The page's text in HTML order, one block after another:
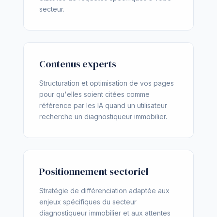
secteur.
Contenus experts
Structuration et optimisation de vos pages
pour qu'elles soient citées comme
référence par les IA quand un utilisateur
recherche un diagnostiqueur immobilier.
Positionnement sectoriel
Stratégie de différenciation adaptée aux
enjeux spécifiques du secteur
diagnostiqueur immobilier et aux attentes